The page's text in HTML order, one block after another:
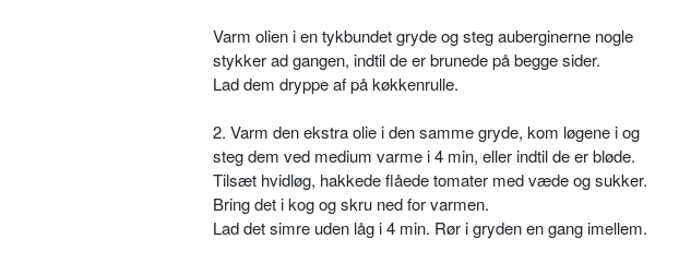
Varm olien i en tykbundet gryde og steg auberginerne nogle
stykker ad gangen, indtil de er brunede på begge sider.
Lad dem dryppe af på køkkenrulle.
2. Varm den ekstra olie i den samme gryde, kom løgene i og
steg dem ved medium varme i 4 min, eller indtil de er bløde.
Tilsæt hvidløg, hakkede flåede tomater med væde og sukker.
Bring det i kog og skru ned for varmen.
Lad det simre uden låg i 4 min. Rør i gryden en gang imellem.